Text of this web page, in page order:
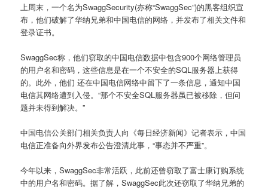
上周末，一个名为SwaggSecurity(亦称“SwaggSec”)的黑客组织宣
布，他们破解了华纳兄弟和中国电信的网络，并发布了相关文件和
登录证书。
SwaggSec称，他们窃取的中国电信数据中包含900个网络管理员
的用户名和密码，这些信息是在一个不安全的SQL服务器上获得
的。此外，他们 还在中国电信网络中留下了一条信息，通知中国
电信其网络遭到入侵。“那个不安全SQL服务器虽已被移除，但问
题并未得到解决。”
中国电信公关部门相关负责人向《每日经济新闻》记者表示，中国
电信正准备向外界发布公告澄清此事，“事态并不严重”。
今年以来，SwaggSec非常活跃，此前还曾窃取了富士康订购系统
中的用户名和密码。据了解，SwaggSec此次还窃取了华纳兄弟的